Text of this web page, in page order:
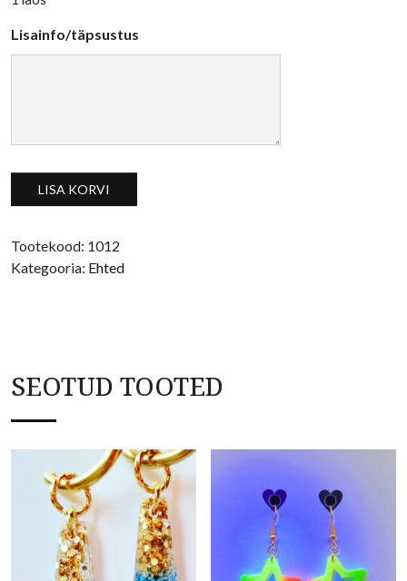
Lisainfo/täpsustus
Kõrvarõnga ripatsid, vabakujulised must-valge-kuld kogus
LISA KORVI
Tootekood: 1012
Kategooria: Ehted
SEOTUD TOOTED